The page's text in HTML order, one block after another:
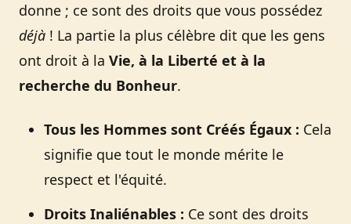
donne ; ce sont des droits que vous possédez
déjà ! La partie la plus célèbre dit que les gens
ont droit à la Vie, à la Liberté et à la
recherche du Bonheur.
Tous les Hommes sont Créés Égaux : Cela
signifie que tout le monde mérite le
respect et l'équité.
Droits Inaliénables : Ce sont des droits